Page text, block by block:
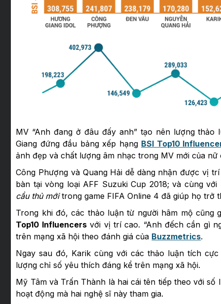
MV “Anh đang ở đâu đấy anh” tạo nên lượng
Giang đứng đầu bảng xếp hạng BSI Top10
ảnh đẹp và chất lượng âm nhạc trong MV mới của nữ
Công Phượng và Quang Hải dễ dàng nhận được vị
bàn tại vòng loại AFF Suzuki Cup 2018; và cùng
cầu thủ mớitrong game FIFA Online 4 đã giúp họ trở
Trong khi đó, các thảo luận từ người hâm mộ
Top10 Influencersvới vị trí cao. “Anh đếch cần gì
trên mạng xã hội theo đánh giá của Buzzmetrics.
Ngay sau đó, Karik cùng với các thảo luận tích
lượng chỉ số yêu thích đáng kể trên mạng xã hội.
Mỹ Tâm và Trấn Thành là hai cái tên tiếp theo với
hoạt động mà hai nghệ sĩ này tham gia.